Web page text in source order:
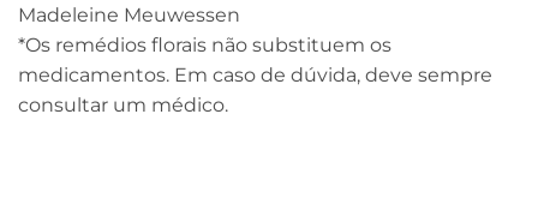
Madeleine Meuwessen
*Os remédios florais não substituem os
medicamentos. Em caso de dúvida, deve sempre
consultar um médico.